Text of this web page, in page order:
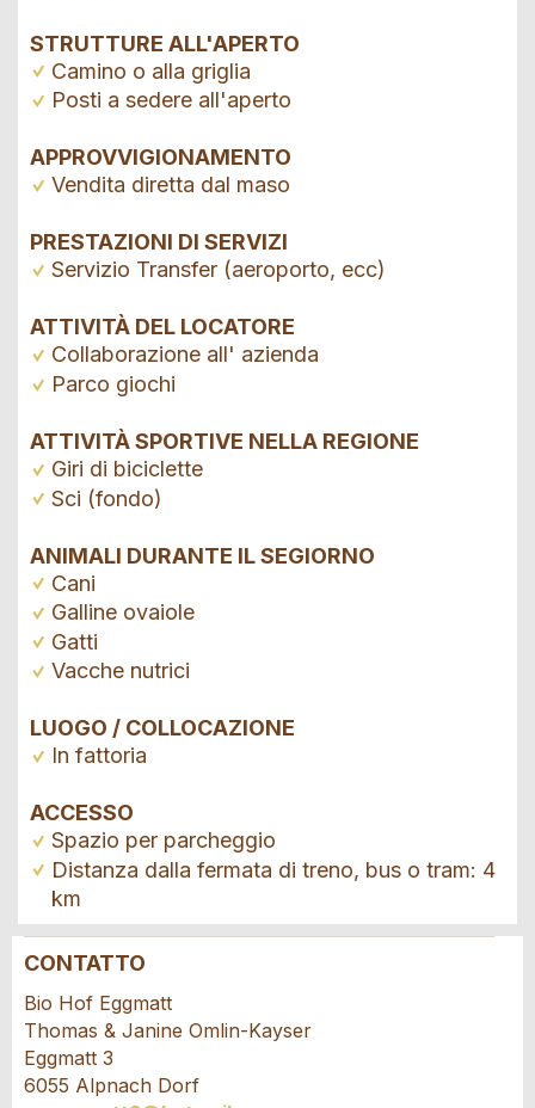
STRUTTURE ALL'APERTO
Camino o alla griglia
Posti a sedere all'aperto
APPROVVIGIONAMENTO
Vendita diretta dal maso
PRESTAZIONI DI SERVIZI
Servizio Transfer (aeroporto, ecc)
ATTIVITÀ DEL LOCATORE
Collaborazione all' azienda
Parco giochi
ATTIVITÀ SPORTIVE NELLA REGIONE
Giri di biciclette
Sci (fondo)
ANIMALI DURANTE IL SEGIORNO
Cani
Galline ovaiole
Gatti
Vacche nutrici
LUOGO / COLLOCAZIONE
In fattoria
ACCESSO
Spazio per parcheggio
Distanza dalla fermata di treno, bus o tram: 4
km
Contestare l'annuncio
Il tuo feedback è molto apprezzato!
Consigliamo l'annuncio
Raccomando questo annuncio agli amici.
CONTATTO
Bio Hof Eggmatt
Thomas & Janine Omlin-Kayser
Eggmatt 3
6055 Alpnach Dorf